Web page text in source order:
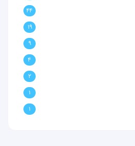
۴۴
۱۹
۹
۴
۲
۱
۱